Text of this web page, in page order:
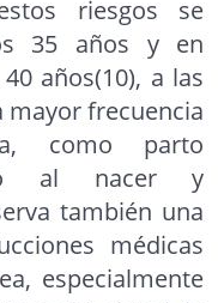
riesgos se
35 años y en
años(10), a las
mayor frecuencia
como parto
al nacer y
también una
médicas
especialmente